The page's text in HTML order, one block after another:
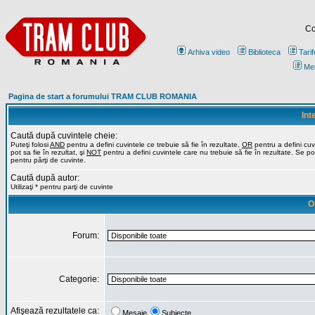
Arhiva video Biblioteca
Pagina de start a forumului TRAM CLUB ROMANIA
Caută după cuvintele cheie:
Puteţi folosiAND pentru a defini cuvintele ce trebuie să fie în rezultate, OR pentru a defini
pot sa fie în rezultat, şi NOT pentru a defini cuvintele care nu trebuie să fie în rezultate. Se
pentru părţi de cuvinte.
Caută după autor:
Utilizaţi * pentru parţi de cuvinte
Forum:
Categorie:
Afişează rezultatele ca: Mesaje Subiecte